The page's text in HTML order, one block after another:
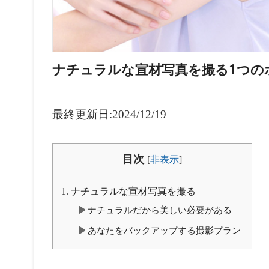
ナチュラルな宣材写真を撮る1つ
最終更新日:2024/12/19
目次 [非表示]
1. ナチュラルな宣材写真を撮る
ナチュラルだから美しい必要がある
あなたをバックアップする撮影プラン